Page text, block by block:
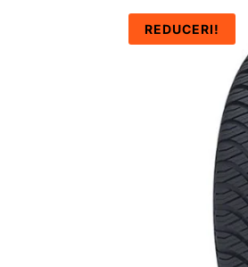
REDUCERI!